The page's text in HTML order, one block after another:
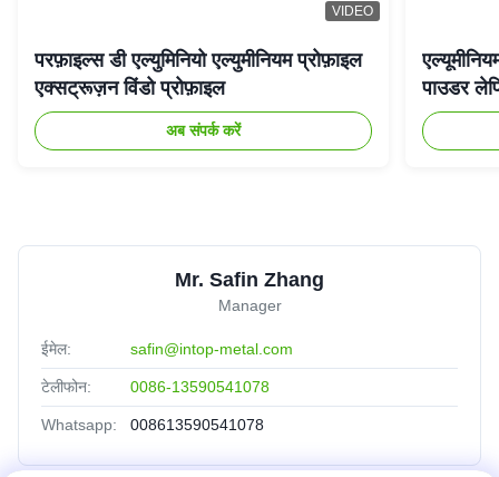
VIDEO
परफ़ाइल्स डी एल्युमिनियो एल्युमीनियम प्रोफ़ाइल
एक्सट्रूज़न विंडो प्रोफ़ाइल
अब संपर्क करें
पाउडर
Mr. Safin Zhang
Manager
ईमेल: safin@intop-metal.com
टेलीफोन: 0086-13590541078
Whatsapp: 008613590541078